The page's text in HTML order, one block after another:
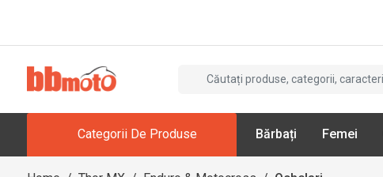
Categorii De Produse Bărbați Femei